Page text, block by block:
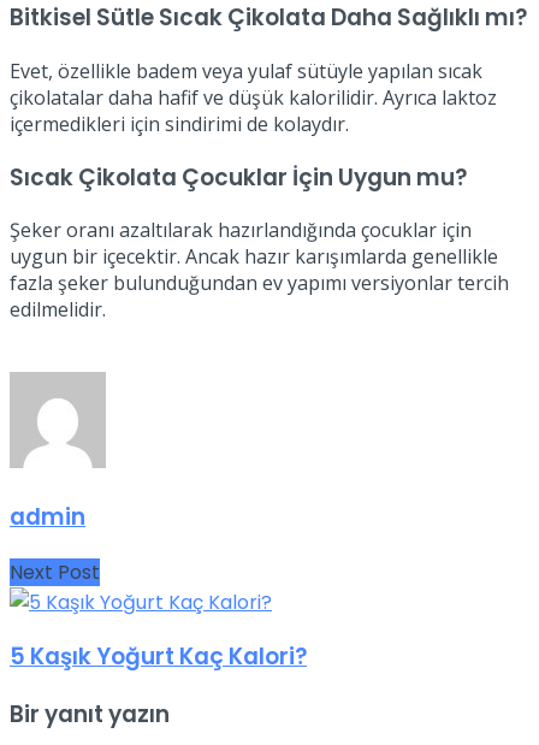
Bitkisel Sütle Sıcak Çikolata Daha Sağlıklı mı?
Evet, özellikle badem veya yulaf sütüyle yapılan sıcak
çikolatalar daha hafif ve düşük kalorilidir. Ayrıca laktoz
içermedikleri için sindirimi de kolaydır.
Sıcak Çikolata Çocuklar İçin Uygun mu?
Şeker oranı azaltılarak hazırlandığında çocuklar için
uygun bir içecektir. Ancak hazır karışımlarda genellikle
fazla şeker bulunduğundan ev yapımı versiyonlar tercih
edilmelidir.
admin
Next Post
5 Kaşık Yoğurt Kaç Kalori?
Bir yanıt yazın